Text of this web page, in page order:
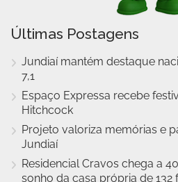
Últimas Postagens
Jundiaí mantém destaque
7,1
Espaço Expressa recebe
Hitchcock
Projeto valoriza memórias e
Jundiaí
Residencial Cravos chega a
sonho da casa própria de 132